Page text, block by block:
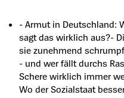
- Armut in Deutschland:
sagt das wirklich aus?-
sie zunehmend
- und wer fällt durchs
Schere wirklich immer
Wo der Sozialstaat